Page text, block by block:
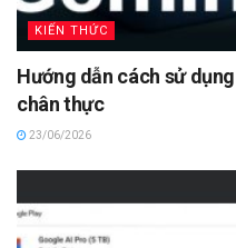
KIẾN THỨC
Hướng dẫn cách sử
chân thực
23/06/2026